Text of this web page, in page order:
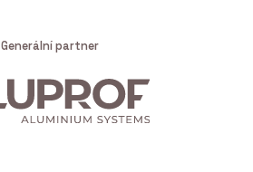
Generální partner